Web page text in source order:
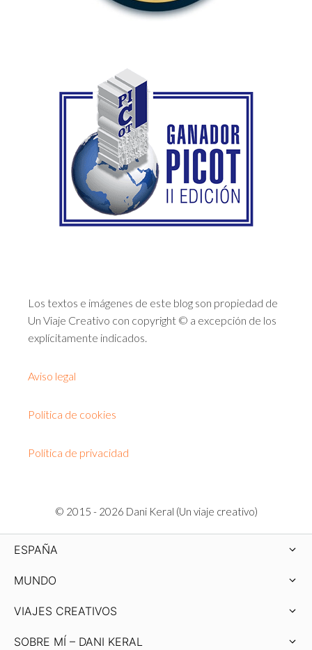
Los textos e imágenes de este blog son propiedad de
Un Viaje Creativo con copyright © a excepción de los
explícitamente indicados.
Aviso legal
Política de cookies
Política de privacidad
© 2015 - 2026 Dani Keral (Un viaje creativo)
ESPAÑA
MUNDO
VIAJES CREATIVOS
SOBRE MÍ – DANI KERAL